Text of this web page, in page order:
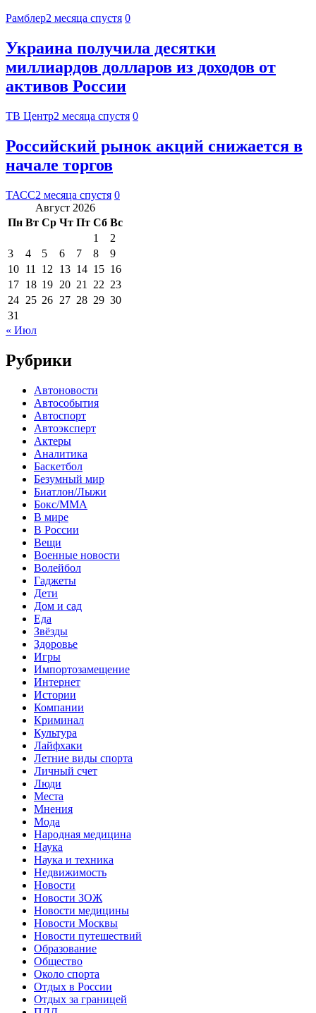
Рамблер2 месяца спустя 0
Украина получила десятки
миллиардов долларов из доходов от
активов России
ТВ Центр2 месяца спустя 0
Российский рынок акций снижается в
начале торгов
ТАСС2 месяца спустя 0
Август 2026
Пн Вт Ср Чт Пт Сб Вс
1
2
3
4 5 6 7 8
9
10 11 12 13 14 15 16
17 18 19 20 21 22 23
24 25 26 27 28 29 30
31
« Июл
Рубрики
Автоновости
Автособытия
Автоспорт
Автоэксперт
Актеры
Аналитика
Баскетбол
Безумный мир
Биатлон/Лыжи
Бокс/MMA
В мире
В России
Вещи
Военные новости
Волейбол
Гаджеты
Дети
Дом и сад
Еда
Звёзды
Здоровье
Игры
Импортозамещение
Интернет
Истории
Компании
Криминал
Культура
Лайфхаки
Летние виды спорта
Личный счет
Люди
Места
Мнения
Мода
Народная медицина
Наука
Наука и техника
Недвижимость
Новости
Новости ЗОЖ
Новости медицины
Новости Москвы
Новости путешествий
Образование
Общество
Около спорта
Отдых в России
Отдых за границей